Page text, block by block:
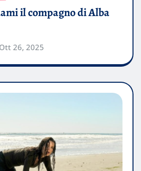
il compagno di Alba
Ott 26, 2025